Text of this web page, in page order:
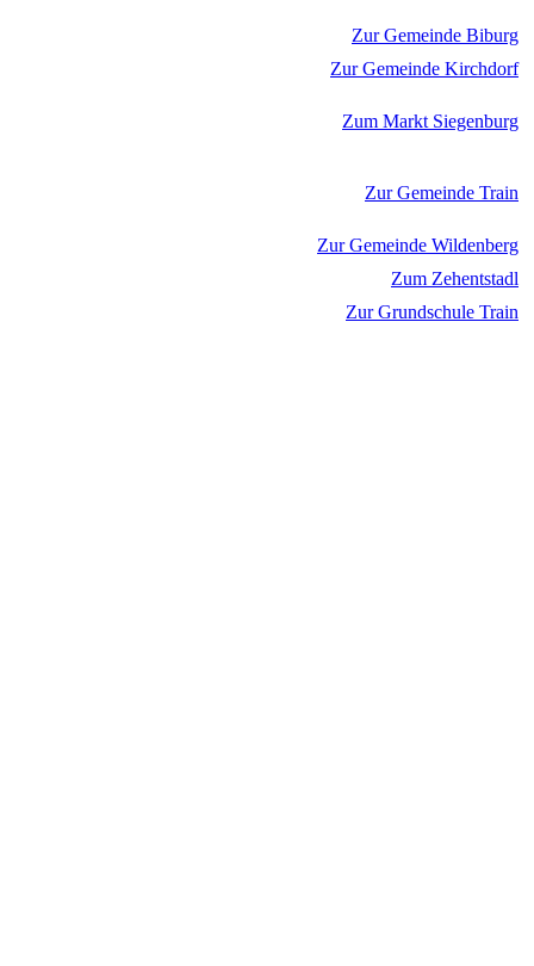
Zur Gemeinde Biburg
Zur Gemeinde Kirchdorf
Zum Markt Siegenburg
Zur Gemeinde Train
Zur Gemeinde Wildenberg
Zum Zehentstadl
Zur Grundschule Train